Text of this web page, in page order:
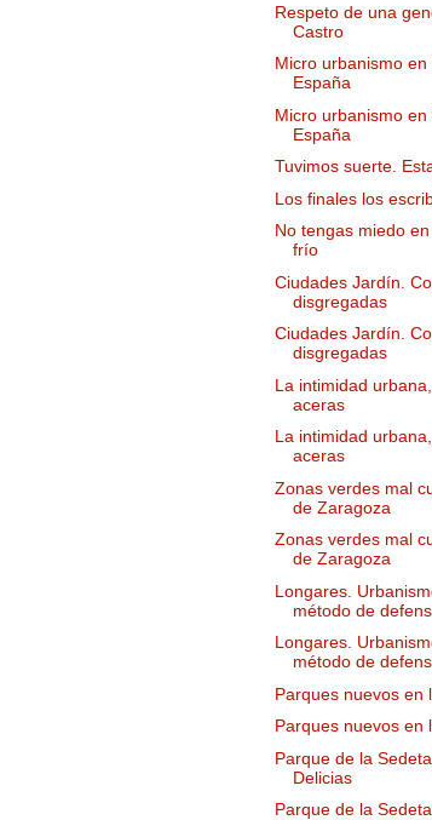
Respeto de una
Castro
Micro urbanismo
España
Micro urbanismo
España
Tuvimos suerte.
Los finales los
No tengas miedo
frío
Ciudades Jardín.
disgregadas
Ciudades Jardín.
disgregadas
La intimidad
aceras
La intimidad
aceras
Zonas verdes mal
de Zaragoza
Zonas verdes mal
de Zaragoza
Longares.
método de
Longares.
método de
Parques nuevos en
Parques nuevos en
Parque de la
Delicias
Parque de la